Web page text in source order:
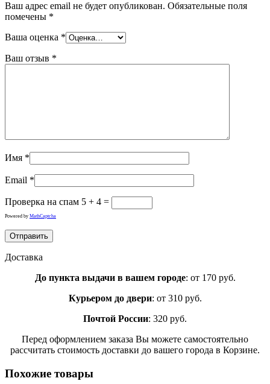
Ваш адрес email не будет опубликован. Обязательные поля
помечены *
Ваша оценка *
Ваш отзыв *
Имя *
Email *
Проверка на спам 5 + 4 =
Powered by MathCaptcha
Доставка
До пункта выдачи в вашем городе: от 170 руб.
Курьером до двери: от 310 руб.
Почтой России: 320 руб.
Перед оформлением заказа Вы можете самостоятельно
рассчитать стоимость доставки до вашего города в Корзине.
Похожие товары